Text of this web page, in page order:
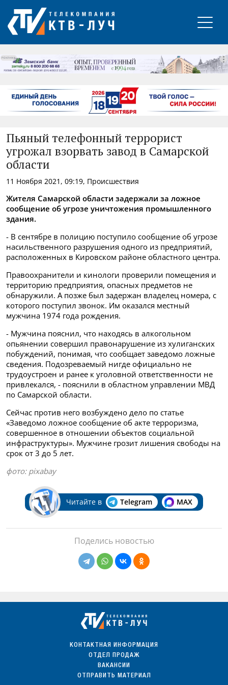
РЕКЛАМА
Пьяный телефонный террорист
угрожал взорвать завод в Самарской
области
11 Ноября 2021, 09:19, Происшествия
Жителя Самарской области задержали за ложное
сообщение об угрозе уничтожения промышленного
здания.
- В сентябре в полицию поступило сообщение об угрозе
насильственного разрушения одного из предприятий,
расположенных в Кировском районе областного центра.
Правоохранители и кинологи проверили помещения и
территорию предприятия, опасных предметов не
обнаружили. А позже был задержан владелец номера, с
которого поступил звонок. Им оказался местный
мужчина 1974 года рождения.
- Мужчина пояснил, что находясь в алкогольном
опьянении совершил правонарушение из хулиганских
побуждений, понимая, что сообщает заведомо ложные
сведения. Подозреваемый нигде официально не
трудоустроен и ранее к уголовной ответственности не
привлекался, - пояснили в областном управлении МВД
по Самарской области.
Сейчас против него возбуждено дело по статье
«Заведомо ложное сообщение об акте терроризма,
совершенное в отношении объектов социальной
инфраструктуры». Мужчине грозит лишения свободы на
срок от 3 до 5 лет.
фото: pixabay
Читайте в Telegram MAX
Поделись новостью
КОНТАКТНАЯ ИНФОРМАЦИЯ
ОТДЕЛ ПРОДАЖ
ВАКАНСИИ
ОТПРАВИТЬ МАТЕРИАЛ